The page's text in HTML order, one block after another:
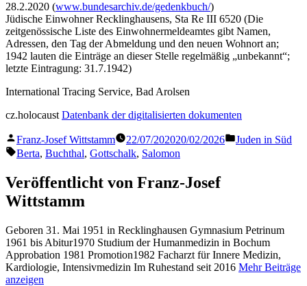
28.2.2020 (www.bundesarchiv.de/gedenkbuch/)
Jüdische Einwohner Recklinghausens, Sta Re III 6520 (Die
zeitgenössische Liste des Einwohnermeldeamtes gibt Namen,
Adressen, den Tag der Abmeldung und den neuen Wohnort an;
1942 lauten die Einträge an dieser Stelle regelmäßig „unbekannt“;
letzte Eintragung: 31.7.1942)
International Tracing Service, Bad Arolsen
cz.holocaust Datenbank der digitalisierten dokumenten
Veröffentlicht
von
Franz-Josef Wittstamm 22/07/202020/02/2026
Veröffentlicht
Juden in Süd
Schlagwörter:
Berta, Buchthal, Gottschalk, Salomon
Veröffentlicht von Franz-Josef
Wittstamm
Geboren 31. Mai 1951 in Recklinghausen Gymnasium Petrinum
1961 bis Abitur1970 Studium der Humanmedizin in Bochum
Approbation 1981 Promotion1982 Facharzt für Innere Medizin,
Kardiologie, Intensivmedizin Im Ruhestand seit 2016 Mehr Beiträge
anzeigen